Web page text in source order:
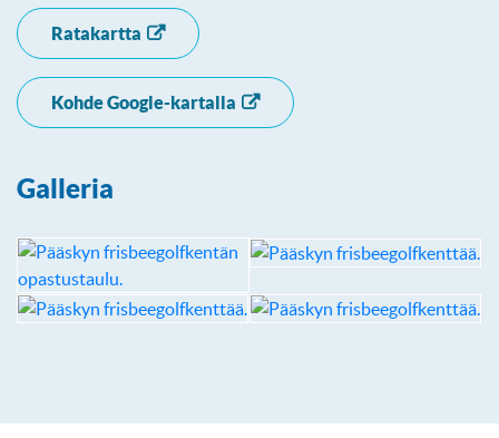
Ratakartta
Kohde Google-kartalla
Galleria